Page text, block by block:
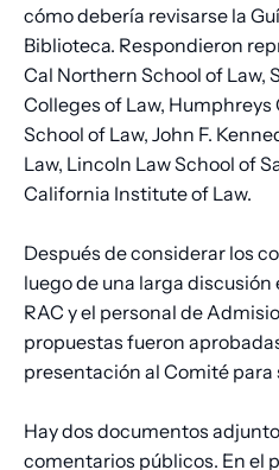
cómo debería revisarse la
Biblioteca. Respondieron
Cal Northern School of Law,
Colleges of Law,
School of Law, John F.
Law, Lincoln Law School of
California Institute of Law.
Después de considerar los
luego de una larga
RAC y el personal de
propuestas fueron
presentación al Comité para
Hay dos documentos
comentarios públicos. En el